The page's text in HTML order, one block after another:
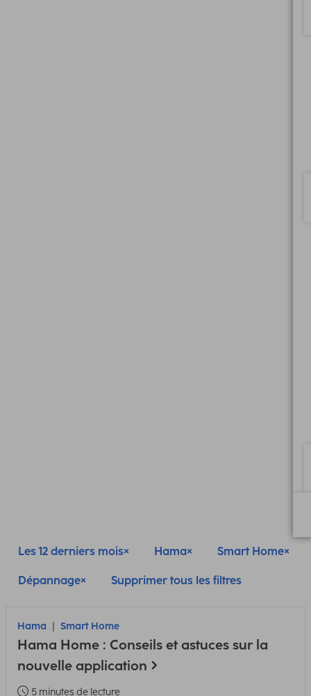
Les 12 derniers mois Hama Smart Home
Dépannage Supprimer tous les filtres
Hama Smart Home
Hama Home : Conseils et astuces sur la
nouvelle application
5 minutes de lecture